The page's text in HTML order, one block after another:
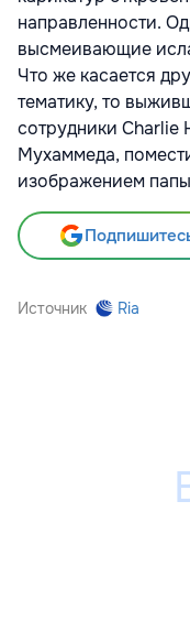
направленности.
высмеивающие
Что же касается
тематику, то
сотрудники
Мухаммеда,
изображением
Источник Ria